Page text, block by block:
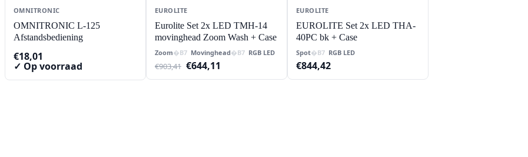
OMNITRONIC
OMNITRONIC L-125
Afstandsbediening
€18,01
✓ Op voorraad
EUROLITE
Eurolite Set 2x LED TMH-14
movinghead Zoom Wash + Case
Zoom Movinghead RGB LED
€903,41 Oorspronkelijke
€644,11
EUROLITE
EUROLITE Set 2x LED THA-
40PC bk + Case
Spot RGB LED
€844,42